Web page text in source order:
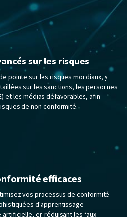
sur les risques
pointe sur les risques mondiaux, y
sur les sanctions, les personnes
et les médias défavorables, afin
de non-conformité.
efficaces
vos processus de conformité
d'apprentissage
en réduisant les faux